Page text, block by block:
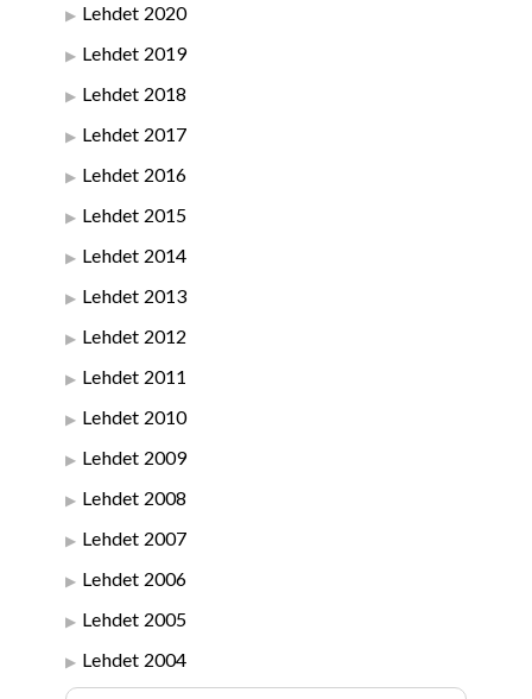
Lehdet 2020
Lehdet 2019
Lehdet 2018
Lehdet 2017
Lehdet 2016
Lehdet 2015
Lehdet 2014
Lehdet 2013
Lehdet 2012
Lehdet 2011
Lehdet 2010
Lehdet 2009
Lehdet 2008
Lehdet 2007
Lehdet 2006
Lehdet 2005
Lehdet 2004